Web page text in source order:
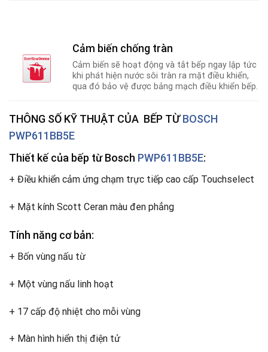
Cảm biến chống tràn
Cảm biến sẽ hoạt động và tắt bếp ngay lập tức
khi phát hiện nước sôi tràn ra mặt điều khiển,
qua đó bảo vệ được bảng mạch điều khiển bếp.
THÔNG SỐ KỸ THUẬT CỦA BẾP TỪBOSCH
PWP611BB5E
Thiết kế của bếp từ Bosch PWP611BB5E:
+ Điều khiển cảm ứng chạm trực tiếp cao cấp Touchselect
+ Mặt kính Scott Ceran màu đen phẳng
Tính năng cơ bản:
+ Bốn vùng nấu từ
+ Một vùng nấu linh hoạt
+ 17 cấp độ nhiệt cho mỗi vùng
+ Màn hình hiển thị điện tử